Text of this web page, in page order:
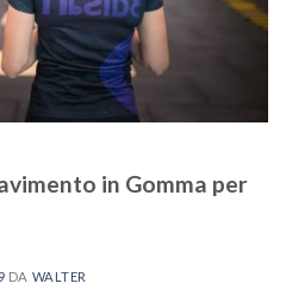
in Gomma per
DA WALTER